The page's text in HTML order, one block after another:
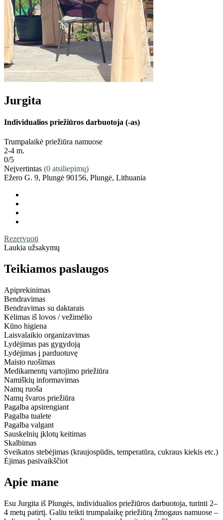
Jurgita
Individualios priežiūros darbuotoja (-as)
Trumpalaikė priežiūra namuose
2-4 m.
0/5
Neįvertintas (0 atsiliepimų)
Ežero G. 9, Plungė 90156, Plungė, Lithuania
Rezervuoti
Laukia užsakymų
Teikiamos paslaugos
Apiprekinimas
Bendravimas
Bendravimas su daktarais
Kėlimas iš lovos / vežimėlio
Kūno higiena
Laisvalaikio organizavimas
Lydėjimas pas gygydoją
Lydėjimas į parduotuvę
Maisto ruošimas
Medikamentų vartojimo priežiūra
Namiškių informavimas
Namų ruoša
Namų švaros priežiūra
Pagalba apsirengiant
Pagalba tualete
Pagalba valgant
Sauskelnių įklotų keitimas
Skalbimas
Sveikatos stebėjimas (kraujospūdis, temperatūra, cukraus kiekis etc.)
Ėjimas pasivaikščiot
Apie mane
Esu Jurgita iš Plungės, individualios priežiūros darbuotoja, turinti 2–
4 metų patirtį. Galiu teikti trumpalaikę priežiūrą žmogaus namuose –